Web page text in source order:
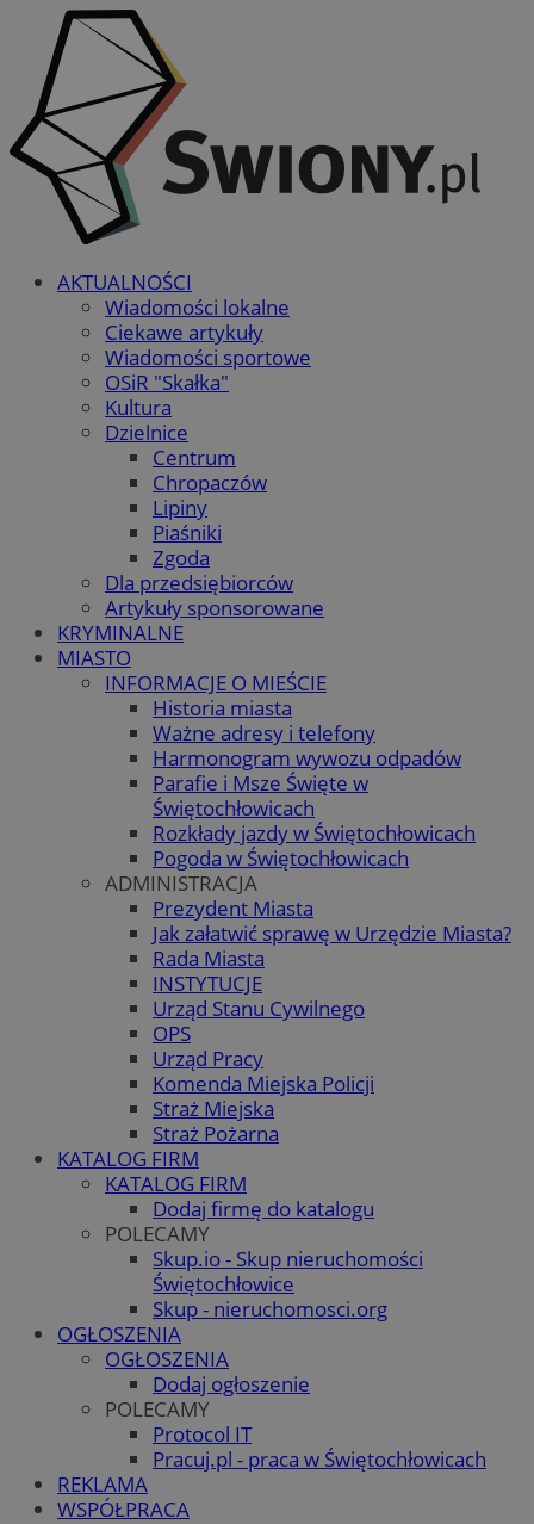
AKTUALNOŚCI
Wiadomości lokalne
Ciekawe artykuły
Wiadomości sportowe
OSiR "Skałka"
Kultura
Dzielnice
Centrum
Chropaczów
Lipiny
Piaśniki
Zgoda
Dla przedsiębiorców
Artykuły sponsorowane
KRYMINALNE
MIASTO
INFORMACJE O MIEŚCIE
Historia miasta
Ważne adresy i telefony
Harmonogram wywozu odpadów
Parafie i Msze Święte w
Świętochłowicach
Rozkłady jazdy w Świętochłowicach
Pogoda w Świętochłowicach
ADMINISTRACJA
Prezydent Miasta
Jak załatwić sprawę w Urzędzie Miasta?
Rada Miasta
INSTYTUCJE
Urząd Stanu Cywilnego
OPS
Urząd Pracy
Komenda Miejska Policji
Straż Miejska
Straż Pożarna
KATALOG FIRM
KATALOG FIRM
Dodaj firmę do katalogu
POLECAMY
Skup.io - Skup nieruchomości
Świętochłowice
Skup - nieruchomosci.org
OGŁOSZENIA
OGŁOSZENIA
Dodaj ogłoszenie
POLECAMY
Protocol IT
Pracuj.pl - praca w Świętochłowicach
REKLAMA
WSPÓŁPRACA